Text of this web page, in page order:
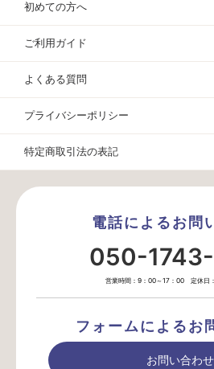
初めての方へ
ご利用ガイド
よくある質問
プライバシーポリシー
特定商取引法の表記
電話によるお問
050-
営業時間：9：00～17：00 定休日
フォームによるお
お問い合わせ